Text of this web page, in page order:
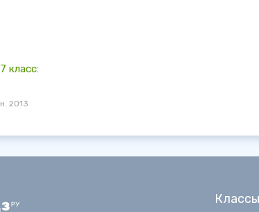
класс:
2013
Классы